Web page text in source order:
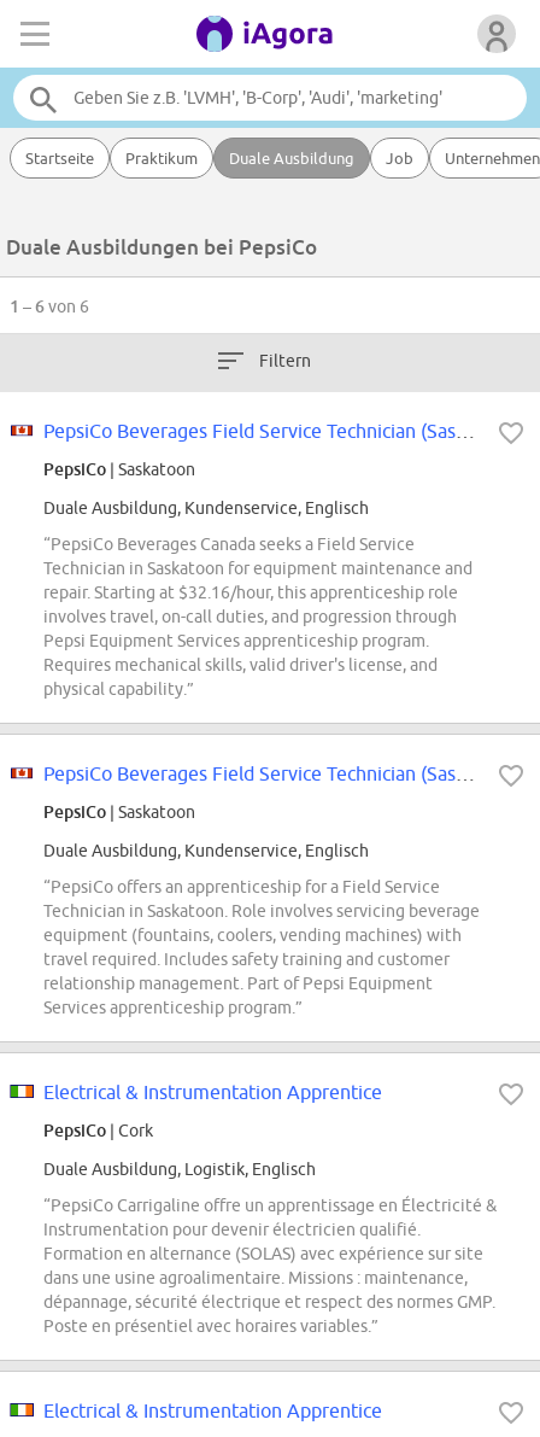
Startseite Praktikum Duale Ausbildung Job Unternehmen
Duale Ausbildungen bei PepsiCo
1 – 6von 6
Filtern
PepsiCo | Saskatoon
Duale Ausbildung, Kundenservice, Englisch
“PepsiCo Beverages Canada seeks a Field Service
Technician in Saskatoon for equipment maintenance and
repair. Starting at $32.16/hour, this apprenticeship role
involves travel, on-call duties, and progression through
Pepsi Equipment Services apprenticeship program.
Requires mechanical skills, valid driver's license, and
physical capability.”
PepsiCo | Saskatoon
Duale Ausbildung, Kundenservice, Englisch
“PepsiCo offers an apprenticeship for a Field Service
Technician in Saskatoon. Role involves servicing beverage
equipment (fountains, coolers, vending machines) with
travel required. Includes safety training and customer
relationship management. Part of Pepsi Equipment
Services apprenticeship program.”
Electrical & Instrumentation Apprentice
PepsiCo | Cork
Duale Ausbildung, Logistik, Englisch
“PepsiCo Carrigaline offre un apprentissage en Électricité &
Instrumentation pour devenir électricien qualifié.
Formation en alternance (SOLAS) avec expérience sur site
dans une usine agroalimentaire. Missions : maintenance,
dépannage, sécurité électrique et respect des normes GMP.
Poste en présentiel avec horaires variables.”
Electrical & Instrumentation Apprentice